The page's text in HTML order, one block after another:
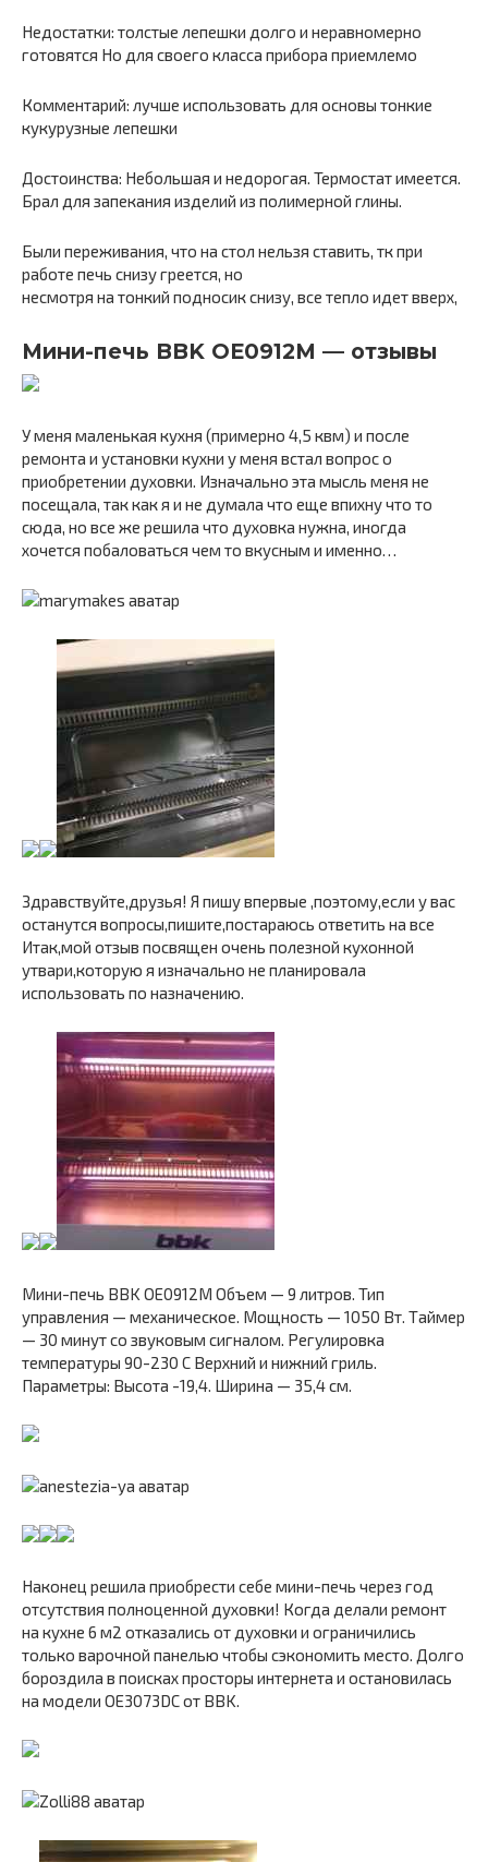
Недостатки: толстые лепешки долго и неравномерно
готовятся Но для своего класса прибора приемлемо
Комментарий: лучше использовать для основы тонкие
кукурузные лепешки
Достоинства: Небольшая и недорогая. Термостат имеется.
Брал для запекания изделий из полимерной глины.
Были переживания, что на стол нельзя ставить, тк при
работе печь снизу греется, но
несмотря на тонкий подносик снизу, все тепло идет вверх,
Мини-печь BBK OE0912M — отзывы
У меня маленькая кухня (примерно 4,5 квм) и после
ремонта и установки кухни у меня встал вопрос о
приобретении духовки. Изначально эта мысль меня не
посещала, так как я и не думала что еще впихну что то
сюда, но все же решила что духовка нужна, иногда
хочется побаловаться чем то вкусным и именно…
Здравствуйте,друзья! Я пишу впервые ,поэтому,если у вас
останутся вопросы,пишите,постараюсь ответить на все
Итак,мой отзыв посвящен очень полезной кухонной
утвари,которую я изначально не планировала
использовать по назначению.
Мини-печь BBK OE0912M Объем — 9 литров. Тип
управления — механическое. Мощность — 1050 Вт. Таймер
— 30 минут со звуковым сигналом. Регулировка
температуры 90-230 С Верхний и нижний гриль.
Параметры: Высота -19,4. Ширина — 35,4 см.
Наконец решила приобрести себе мини-печь через год
отсутствия полноценной духовки! Когда делали ремонт
на кухне 6 м2 отказались от духовки и ограничились
только варочной панелью чтобы сэкономить место. Долго
бороздила в поисках просторы интернета и остановилась
на модели OE3073DC от BBK.